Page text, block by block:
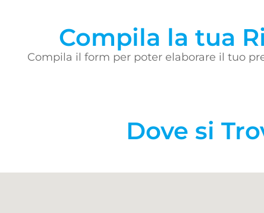
Compila la tua
Compila il form per poter elaborare il tuo
Dove si